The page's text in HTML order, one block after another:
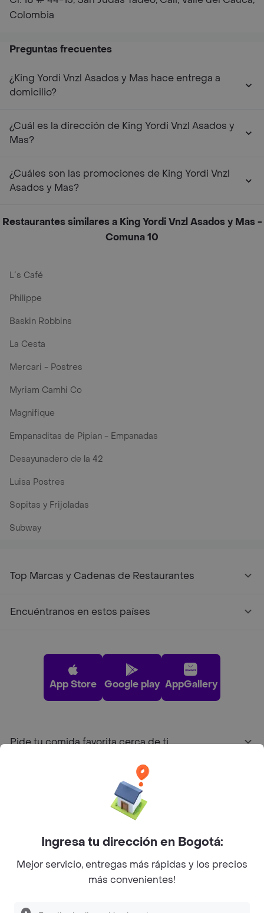
Colombia
Preguntas frecuentes
¿King Yordi Vnzl Asados y Mas hace entrega a
domicilio?
¿Cuál es la dirección de King Yordi Vnzl Asados y
Mas?
¿Cuáles son las promociones de King Yordi Vnzl
Asados y Mas?
Restaurantes similares a King Yordi Vnzl Asados y Mas -
Comuna 10
L´s Café
Philippe
Baskin Robbins
La Cesta
Mercari - Postres
Myriam Camhi Co
Magnifique
Empanaditas de Pipian - Empanadas
Desayunadero de la 42
Luisa Postres
Sopitas y Frijoladas
Subway
Top Marcas y Cadenas de Restaurantes
Encuéntranos en estos países
App Store Google play AppGallery
Pide tu comida favorita cerca de ti
Sobre Rappi
Facebook
Twitter
Instagram
Ingresa tu dirección en Bogotá:
Mejor servicio, entregas más rápidas y los precios
más convenientes!